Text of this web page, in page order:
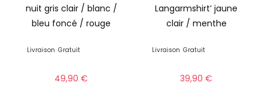
nuit gris clair / blanc /
bleu foncé / rouge
Livraison Gratuit
49,90€
Langarmshirt’ jaune
clair / menthe
Livraison Gratuit
39,90€